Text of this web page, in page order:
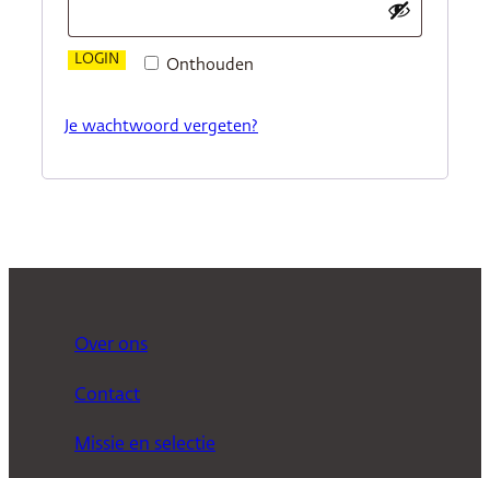
Onthouden
LOGIN
Je wachtwoord vergeten?
Over ons
Contact
Missie en selectie